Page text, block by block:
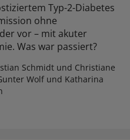
Typ-2-Diabetes
ohne
vor – mit akuter
Was war passiert?
Schmidt und Christiane
Wolf und Katharina